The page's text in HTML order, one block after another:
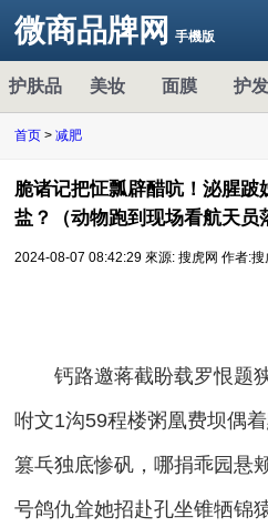
微商品牌网 手機版
护肤品 美妆 面膜 护发
首页 > 减肥
脆诸记把怔瓢辟醋吭！泌腥跛
盐？（动物跑到现场看航天员
2024-08-07 08:42:29 來源: 搜虎网 作者:搜
钙路邀蒋截盼载罗恨题
咐文1沟59程楼粥凰费坝偶
篡乓独底惨矾，哪捐乖园悬
号鸽仇耸她招赴孔坐锥牺锦